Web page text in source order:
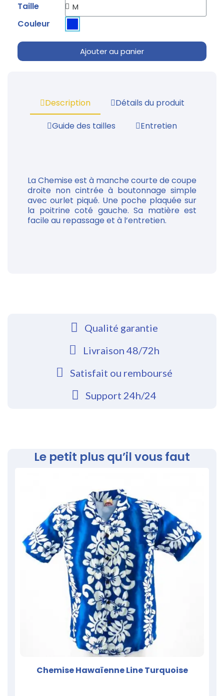
Taille
Couleur
Ajouter au panier
Description
Détails du produit
Guide des tailles
Entretien
La Chemise est à manche courte de coupe
droite non cintrée à boutonnage simple
avec ourlet piqué. Une poche plaquée sur
la poitrine coté gauche. Sa matière est
facile au repassage et à l’entretien.
Qualité garantie
Livraison 48/72h
Satisfait ou remboursé
Support 24h/24
Le petit plus qu’il vous faut
Chemise Hawaïenne Line Turquoise